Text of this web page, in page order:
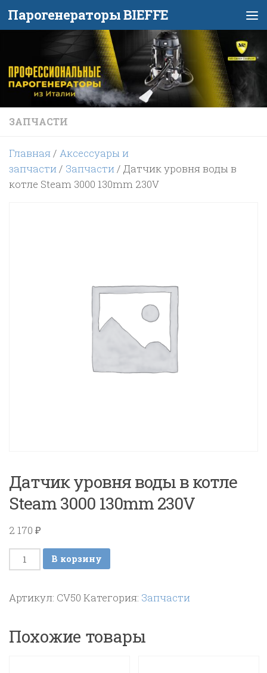
Перейти к содержимому
Парогенераторы BIEFFE
ЗАПЧАСТИ
Главная/ Аксессуары и
запчасти/ Запчасти/ Датчик уровня воды в
котле Steam 3000 130mm 230V
Датчик уровня воды в котле
Steam 3000 130mm 230V
2 170 ₽
Количество
товара
уровня
в
В корзину
Артикул: CV50 Категория: Запчасти
Похожие товары